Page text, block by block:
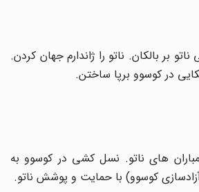
بر بالکان. ناتو را ژاندارم جهان کردن.
در کوسوو برپا ساختن.
های ناتو. نسل کشی در کوسوو به
کوسوو) با حمایت و پوشش ناتو.